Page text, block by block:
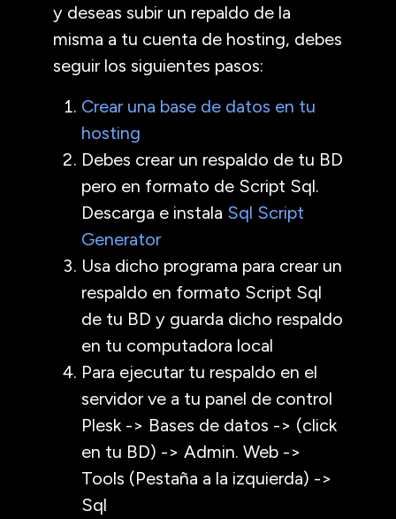
y deseas subir un repaldo de la
misma a tu cuenta de hosting, debes
seguir los siguientes pasos:
Crear una base de datos en tu
hosting
Debes crear un respaldo de tu BD
pero en formato de Script Sql.
Descarga e instala Sql Script
Generator
Usa dicho programa para crear un
respaldo en formato Script Sql
de tu BD y guarda dicho respaldo
en tu computadora local
Para ejecutar tu respaldo en el
servidor ve a tu panel de control
Plesk -> Bases de datos -> (click
en tu BD) -> Admin. Web ->
Tools (Pestaña a la izquierda) ->
Sql